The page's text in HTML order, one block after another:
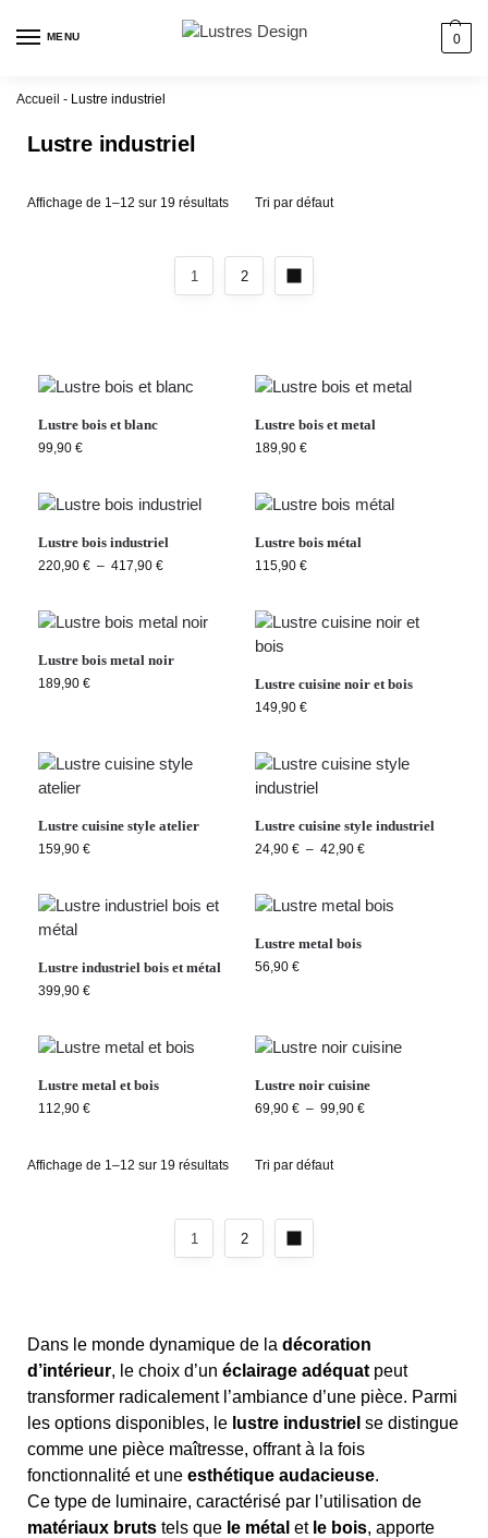
MENU 0
Accueil - Lustre industriel
Lustre industriel
Affichage de 1–12 sur 19 résultats
1 2
Lustre bois et blanc
99,90 €
Lustre bois et metal
189,90 €
Lustre bois industriel
220,90 € – 417,90 €
Lustre bois métal
115,90 €
Lustre bois metal noir
189,90 € Lustre cuisine noir et bois
149,90 €
Lustre cuisine style atelier
159,90 €
Lustre cuisine style industriel
24,90 € – 42,90 €
Lustre industriel bois et métal
399,90 €
Lustre metal bois
56,90 €
Lustre metal et bois
112,90 €
Lustre noir cuisine
69,90 € – 99,90 €
Affichage de 1–12 sur 19 résultats
1 2
Dans le monde dynamique de la décoration
d’intérieur, le choix d’un éclairage adéquat peut
transformer radicalement l’ambiance d’une pièce. Parmi
les options disponibles, le lustre industriel se distingue
comme une pièce maîtresse, offrant à la fois
fonctionnalité et une esthétique audacieuse.
Ce type de luminaire, caractérisé par l’utilisation de
matériaux bruts tels que le métal et le bois, apporte